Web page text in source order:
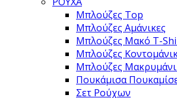
Μπλούζες Top
Μπλούζες Αμάνικες
Μπλούζες Μακό T-
Μπλούζες
Μπλούζες
Πουκάμισα
Σετ Ρούχων